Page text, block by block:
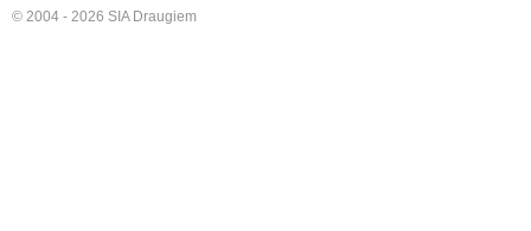
© 2004 - 2026 SIA Draugiem